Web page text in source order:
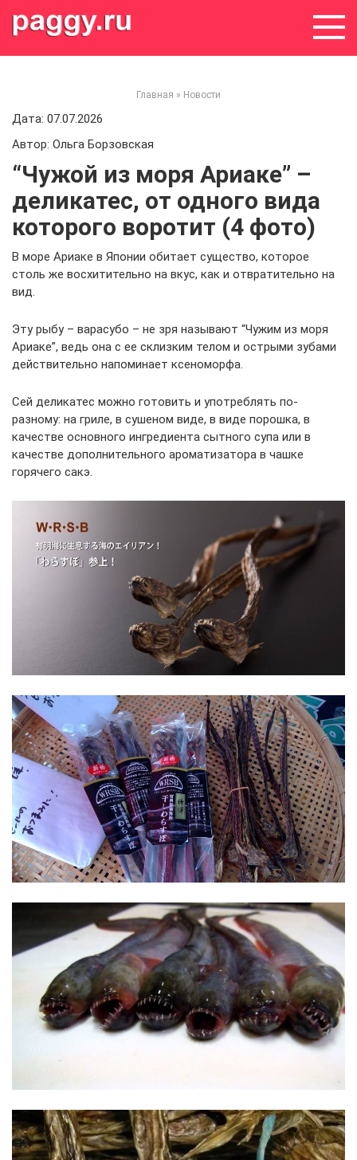
Главная » Новости
Дата: 07.07.2026
Автор: Ольга Борзовская
“Чужой из моря Ариаке” –
деликатес, от одного вида
которого воротит (4 фото)
В море Ариаке в Японии обитает существо, которое
столь же восхитительно на вкус, как и отвратительно на
вид.
Эту рыбу – варасубо – не зря называют “Чужим из моря
Ариаке”, ведь она с ее склизким телом и острыми зубами
действительно напоминает ксеноморфа.
Сей деликатес можно готовить и употреблять по-
разному: на гриле, в сушеном виде, в виде порошка, в
качестве основного ингредиента сытного супа или в
качестве дополнительного ароматизатора в чашке
горячего сакэ.